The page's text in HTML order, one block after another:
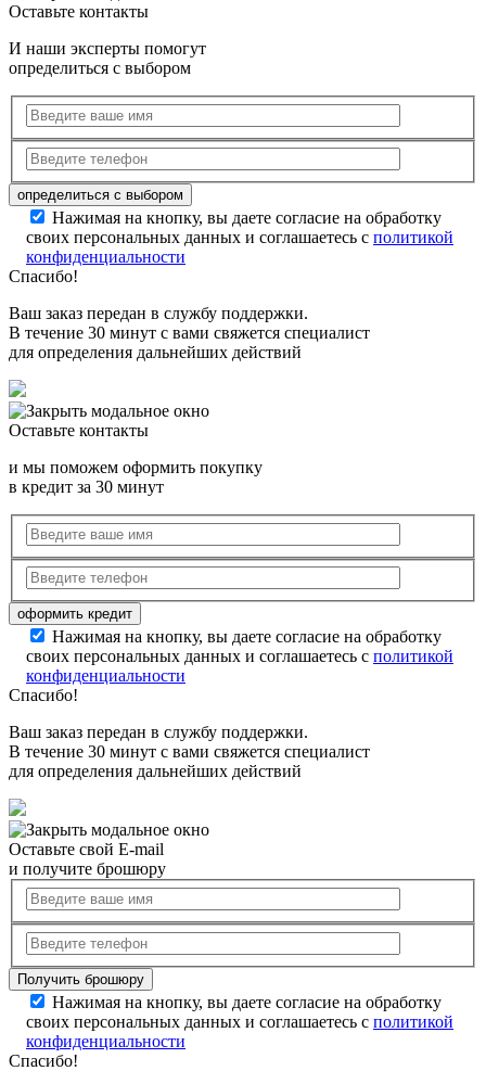
Оставьте контакты
И наши эксперты помогут
определиться с выбором
Нажимая на кнопку, вы даете согласие на обработку
своих персональных данных и соглашаетесь с политикой
конфиденциальности
Спасибо!
Ваш заказ передан в службу поддержки.
В течение 30 минут с вами свяжется специалист
для определения дальнейших действий
Оставьте контакты
и мы поможем оформить покупку
в кредит за 30 минут
Нажимая на кнопку, вы даете согласие на обработку
своих персональных данных и соглашаетесь с политикой
конфиденциальности
Спасибо!
Ваш заказ передан в службу поддержки.
В течение 30 минут с вами свяжется специалист
для определения дальнейших действий
Оставьте свой E-mail
и получите брошюру
Нажимая на кнопку, вы даете согласие на обработку
своих персональных данных и соглашаетесь с политикой
конфиденциальности
Спасибо!